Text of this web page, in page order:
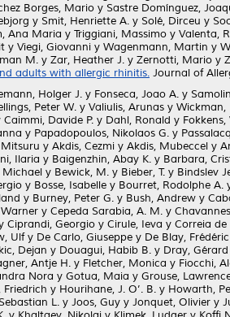
Borges, Mario y Sastre Domínguez,
y Smit, Henriette A. y Solé, Dirceu y
Ana Maria y Triggiani, Massimo y Valenta,
y Viegi, Giovanni y Wagenmann, Martin y
M. y Zar, Heather J. y Zernotti, Mario y
adults with allergic rhinitis. Journal of
Holger J. y Fonseca, Joao A. y
Peter W. y Valiulis, Arunas y Wickman,
Caimmi, Davide P. y Dahl, Ronald y Fokkens,
y Papadopoulos, Nikolaos G. y
y Akdis, Cezmi y Akdis, Mubeccel y
Ilaria y Baigenzhin, Abay K. y Barbara,
Michael y Bewick, M. y Bieber, T. y Bindslev
y Bosse, Isabelle y Bourret, Rodolphe A.
y Burney, Peter G. y Bush, Andrew y
y Cepeda Sarabia, A. M. y
Ciprandi, Georgio y Cirule, Ieva y Correia de
Ulfy De Carlo, Giuseppe y De Blay, Frédéric
Dejan y Douagui, Habib B. y Dray, Gérard
Antje H. y Fletcher, Monica y Fiocchi,
Nora y Gotua, Maia y Grouse,
Friedrich y Hourihane, J. O’. B. y Howarth,
L. y Joos, Guy y Jonquet, Olivier y